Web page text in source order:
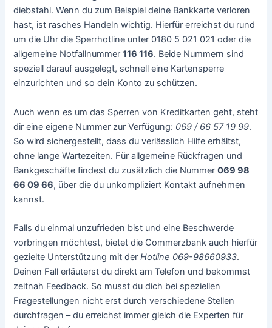
diebstahl. Wenn du zum Beispiel deine Bankkarte verloren
hast, ist rasches Handeln wichtig. Hierfür erreichst du rund
um die Uhr die Sperrhotline unter 0180 5 021 021 oder die
allgemeine Notfallnummer116 116. Beide Nummern sind
speziell darauf ausgelegt, schnell eine Kartensperre
einzurichten und so dein Konto zu schützen.
Auch wenn es um das Sperren von Kreditkarten geht, steht
dir eine eigene Nummer zur Verfügung: 069 / 66 57 19 99.
So wird sichergestellt, dass du verlässlich Hilfe erhältst,
ohne lange Wartezeiten. Für allgemeine Rückfragen und
Bankgeschäfte findest du zusätzlich die Nummer069 98
66 09 66, über die du unkompliziert Kontakt aufnehmen
kannst.
Falls du einmal unzufrieden bist und eine Beschwerde
vorbringen möchtest, bietet die Commerzbank auch hierfür
gezielte Unterstützung mit derHotline 069-98660933.
Deinen Fall erläuterst du direkt am Telefon und bekommst
zeitnah Feedback. So musst du dich bei speziellen
Fragestellungen nicht erst durch verschiedene Stellen
durchfragen – du erreichst immer gleich die Experten für